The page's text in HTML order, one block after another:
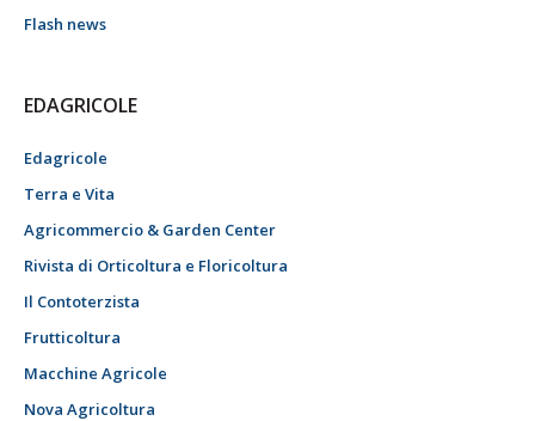
Flash news
EDAGRICOLE
Edagricole
Terra e Vita
Agricommercio & Garden Center
Rivista di Orticoltura e Floricoltura
Il Contoterzista
Frutticoltura
Macchine Agricole
Nova Agricoltura